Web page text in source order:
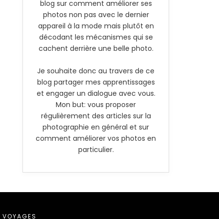
blog sur comment améliorer ses
photos non pas avec le dernier
appareil à la mode mais plutôt en
décodant les mécanismes qui se
cachent derrière une belle photo.
Je souhaite donc au travers de ce
blog partager mes apprentissages
et engager un dialogue avec vous.
Mon but: vous proposer
régulièrement des articles sur la
photographie en général et sur
comment améliorer vos photos en
particulier.
VOYAGES